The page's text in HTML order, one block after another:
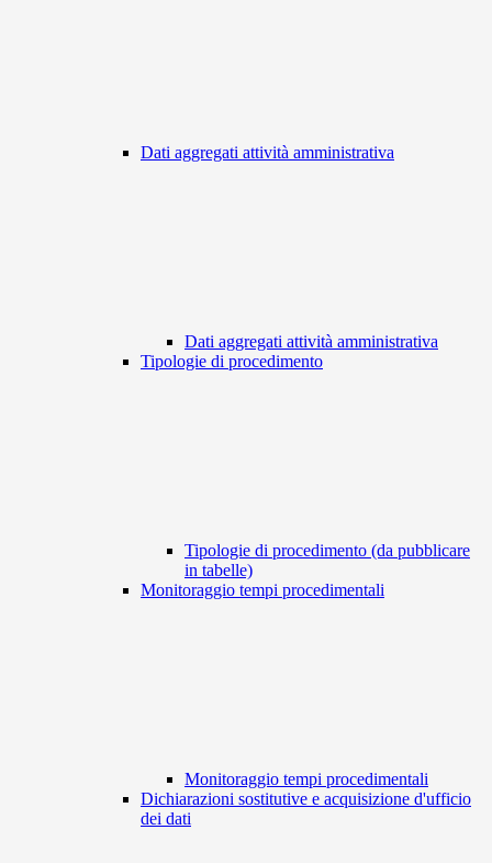
Dati aggregati attività amministrativa
Dati aggregati attività amministrativa
Tipologie di procedimento
Tipologie di procedimento (da pubblicare
in tabelle)
Monitoraggio tempi procedimentali
Monitoraggio tempi procedimentali
Dichiarazioni sostitutive e acquisizione d'ufficio
dei dati